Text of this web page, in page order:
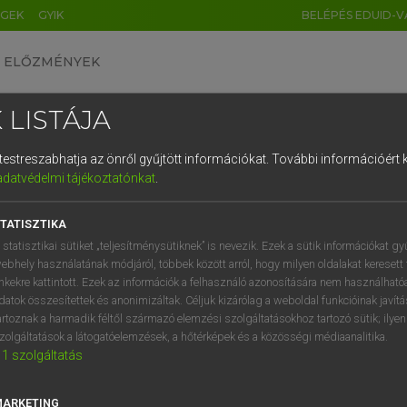
GYIK BELÉPÉS EDUID-
ELŐZMÉNYEK
egyetemes nagyszótár
VAN ELŐFIZETÉSED?
megtekintéséhez.
LISTÁJA
az önről gyűjtött információkat. További információért
tájékoztatónkat.
statisztikai sütiket „teljesítménysütiknek” is nevezik. Ezek a sütik információkat
használatának módjáról, többek között arról, hogy milyen oldalakat keresett
kattintott. Ezek az információk a felhasználó azonosítására nem
összesítettek és anonimizáltak. Céljuk kizárólag a weboldal funkcióinak
a harmadik féltől származó elemzési szolgáltatásokhoz tartozó sütik;
a látogatóelemzések, a hőtérképek és a közösségi médiaanalitika.
1 szolgáltatás
DE CN FR ES IT NL
1 2 3 4 5 6 7 8 9
q w e r t z u i
a s d f g h j k l é
í y x c v b n m , .